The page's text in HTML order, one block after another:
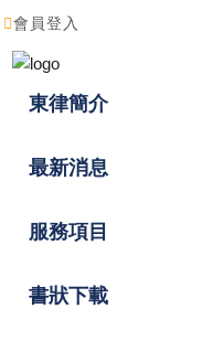
東律簡介
最新消息
服務項目
書狀下載
會員登入